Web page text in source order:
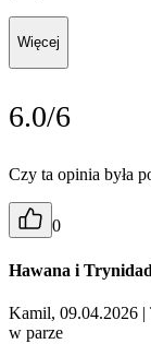
Więcej
6.0/6
Czy ta opinia była
0
Hawana i Trynidad
Kamil, 09.04.2026 |
w parze